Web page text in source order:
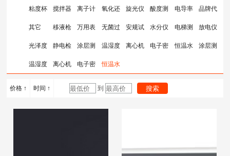
卡 备 理 测仪器
粘度杯 搅拌器 离子计
测量仪
氧化还
原电位
计
旋光仪 酸度测
量仪
电导率
仪
品牌代
理
其它 移液枪 万用表 无菌过
滤器
安规试
验指
水分仪
检测仪
电梯测
试检测
放电仪
光泽度
仪
静电检
测仪
涂层测
厚仪
温湿度
计
离心机 电子密 恒温水 涂层测
温湿度 离心机 电子密
度计
恒温水
浴锅
价格 ↑ 时间 ↑ 到